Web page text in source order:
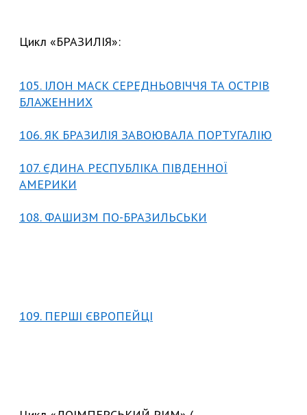
Цикл «БРАЗИЛІЯ»:
105. ІЛОН МАСК СЕРЕДНЬОВІЧЧЯ ТА ОСТРІВ
БЛАЖЕННИХ
106. ЯК БРАЗИЛІЯ ЗАВОЮВАЛА ПОРТУГАЛІЮ
107. ЄДИНА РЕСПУБЛІКА ПІВДЕННОЇ
АМЕРИКИ
108. ФАШИЗМ ПО-БРАЗИЛЬСЬКИ
109. ПЕРШІ ЄВРОПЕЙЦІ